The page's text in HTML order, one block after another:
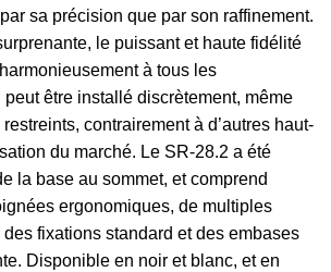
sa précision que par son raffinement.
le puissant et haute fidélité
à tous les
être installé discrètement, même
contrairement à d’autres haut-
du marché. Le SR-28.2 a été
la base au sommet, et comprend
ergonomiques, de multiples
des fixations standard et des embases
Disponible en noir et blanc, et en